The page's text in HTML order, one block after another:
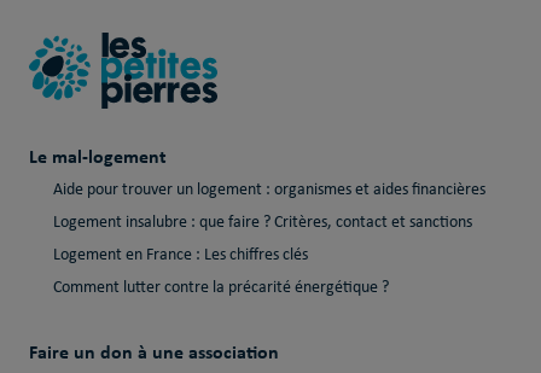
Le mal-logement
Aide pour trouver un logement : organismes et aides financières
Logement insalubre : que faire ? Critères, contact et sanctions
Logement en France : Les chiffres clés
Comment lutter contre la précarité énergétique ?
Faire un don à une association